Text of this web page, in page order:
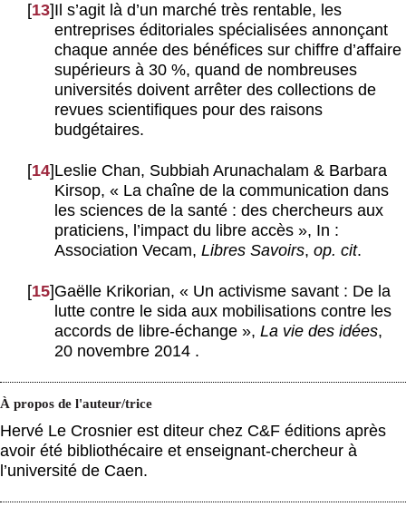
[13]Il s’agit là d’un marché très rentable, les
entreprises éditoriales spécialisées annonçant
chaque année des bénéfices sur chiffre d’affaire
supérieurs à 30 %, quand de nombreuses
universités doivent arrêter des collections de
revues scientifiques pour des raisons
budgétaires.
[14]Leslie Chan, Subbiah Arunachalam & Barbara
Kirsop, « La chaîne de la communication dans
les sciences de la santé : des chercheurs aux
praticiens, l’impact du libre accès », In :
Association Vecam, Libres Savoirs, op. cit.
[15]Gaëlle Krikorian, « Un activisme savant : De la
lutte contre le sida aux mobilisations contre les
accords de libre-échange », La vie des idées,
20 novembre 2014 .
À propos de l'auteur/trice
Hervé Le Crosnier est diteur chez C&F éditions après
avoir été bibliothécaire et enseignant-chercheur à
l’université de Caen.